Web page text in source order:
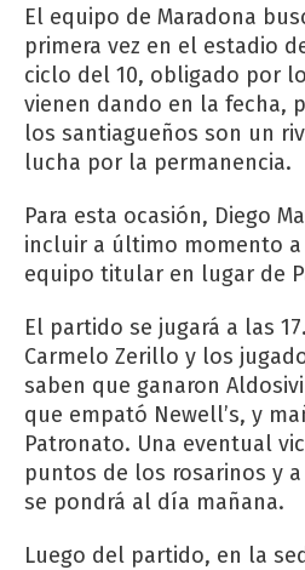
El equipo de Maradona
primera vez en el estadio
ciclo del 10, obligado por
vienen dando en la fecha,
los santiagueños son un
lucha por la permanencia.
Para esta ocasión, Diego
incluir a último momento
equipo titular en lugar de
El partido se jugará a las
Carmelo Zerillo y los
saben que ganaron
que empató Newell’s, y
Patronato. Una eventual
puntos de los rosarinos y
se pondrá al día mañana.
Luego del partido, en la